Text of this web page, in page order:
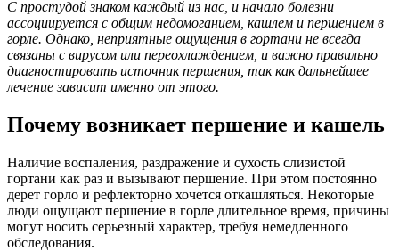
С простудой знаком каждый из нас, и начало болезни
ассоциируется с общим недомоганием, кашлем и першением в
горле. Однако, неприятные ощущения в гортани не всегда
связаны с вирусом или переохлаждением, и важно правильно
диагностировать источник першения, так как дальнейшее
лечение зависит именно от этого.
Почему возникает першение и кашель
Наличие воспаления, раздражение и сухость слизистой
гортани как раз и вызывают першение. При этом постоянно
дерет горло и рефлекторно хочется откашляться. Некоторые
люди ощущают першение в горле длительное время, причины
могут носить серьезный характер, требуя немедленного
обследования.